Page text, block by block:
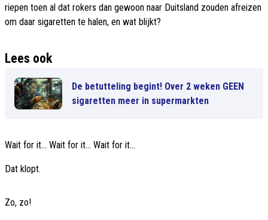
riepen toen al dat rokers dan gewoon naar Duitsland zouden afreizen
om daar sigaretten te halen, en wat blijkt?
Lees ook
De betutteling begint! Over 2 weken GEEN
sigaretten meer in supermarkten
Wait for it... Wait for it... Wait for it...
Dat klopt.
Zo, zo!